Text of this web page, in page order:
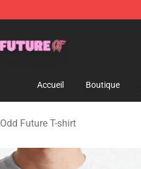
Accueil Boutique
Odd Future T-shirt